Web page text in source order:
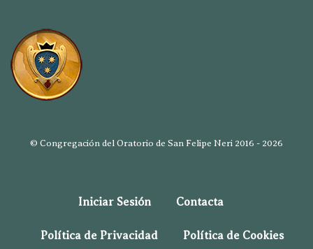
© Congregación del Oratorio de San Felipe Neri 2016 - 2026
Iniciar Sesión Contacta
Política de Privacidad Política de Cookies